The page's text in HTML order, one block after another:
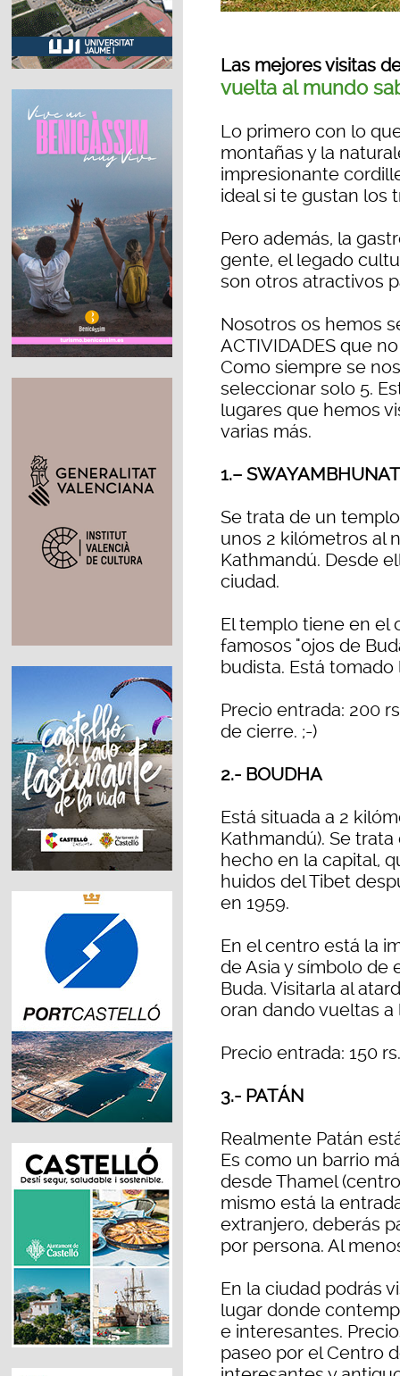
Las mejores visitas
vuelta al mundo
Lo primero con lo
montañas y la
impresionante
ideal si te gustan los
Pero además, la
gente, el legado
son otros atractivos
Nosotros os hemos
ACTIVIDADES que
Como siempre se
seleccionar solo 5.
lugares que hemos
varias más.
1.–
Se trata de un
unos 2 kilómetros al
Kathmandú. Desde
ciudad.
El templo tiene en el
famosos "ojos de
budista. Está
Precio entrada: 200
de cierre. ;-)
2.- BOUDHA
Está situada a 2
Kathmandú). Se
hecho en la capital,
huidos del Tibet
en 1959.
En el centro está la
de Asia y símbolo de
Buda. Visitarla al
oran dando vueltas a
Precio entrada: 150
3.- PATÁN
Realmente Patán
Es como un barrio
desde Thamel
mismo está la
extranjero, deberás
por persona. Al
En la ciudad podrás
lugar donde
e interesantes.
paseo por el Centro